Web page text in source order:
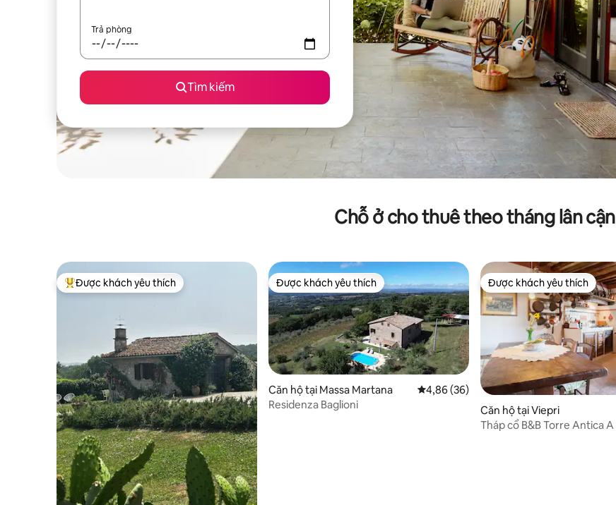
Trả phòng
Tìm kiếm
Chỗ ở cho thuê theo tháng lân cận
Được khách yêu thích nhất
Được khách yêu thích Được khách yêu thích
Được khách yêu thích
Căn hộ tại Massa Martana Xếp hạng trung bình 4,86/5, 36 đánh giá
4,86 (36)
Residenza Baglioni
Được khách yêu thích
Được khách yêu thích
Căn hộ tại Viepri
Tháp cổ B&B Torre Antica A